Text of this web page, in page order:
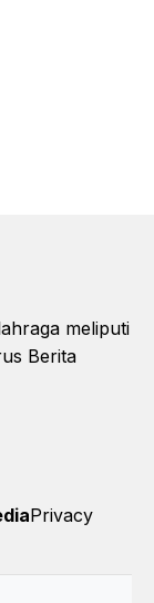
meliputi
Berita
Privacy